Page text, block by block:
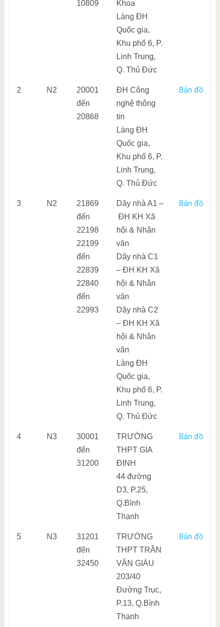
10809
Khoa
Làng ĐH
Quốc gia,
Khu phố 6, P.
Linh Trung,
Q. Thủ Đức
2 N2
20001
đến
20868
ĐH Công
nghệ thông
tin
Làng ĐH
Quốc gia,
Khu phố 6, P.
Linh Trung,
Q. Thủ Đức
Bản đồ
3 N2
21869
đến
22198
22199
đến
22839
22840
đến
22993
Dãy nhà A1 –
ĐH KH Xã
hội & Nhân
văn
Dãy nhà C1
– ĐH KH Xã
hội & Nhân
văn
Dãy nhà C2
– ĐH KH Xã
hội & Nhân
văn
Làng ĐH
Quốc gia,
Khu phố 6, P.
Linh Trung,
Q. Thủ Đức
Bản đồ
4 N3
30001
đến
31200
TRƯỜNG
THPT GIA
ĐỊNH
44 đường
D3, P.25,
Q.Bình
Thạnh
Bản đồ
5 N3
31201
đến
32450
TRƯỜNG
THPT TRẦN
VĂN GIÀU
203/40
Đường Trục,
P.13, Q.Bình
Thạnh
Bản đồ